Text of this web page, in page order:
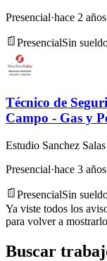
Presencial·hace 2 años
PresencialSin
Técnico de
Campo - Gas y
Estudio Sanchez
Presencial·hace 3 años
PresencialSin
Ya viste todos los
para volver a
Buscar